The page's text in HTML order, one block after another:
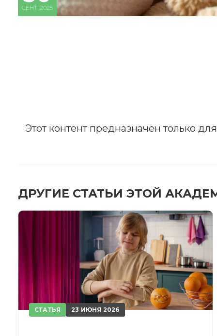
СЕНТ, 2025
Этот контент предназначен только
ДРУГИЕ СТАТЬИ ЭТОЙ
СТАТЬЯ 23 ИЮНЯ 2026